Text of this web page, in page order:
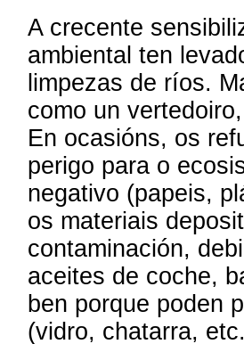
A crecente
ambiental ten
limpezas de ríos.
como un
En ocasións, os
perigo para o
negativo (papeis,
os materiais
contaminación,
aceites de coche,
ben porque poden
(vidro, chatarra,